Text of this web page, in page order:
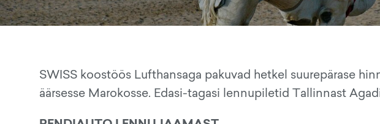
SWISS koostöös Lufthansaga pakuvad hetkel suurepärase
äärsesse Marokosse. Edasi-tagasi lennupiletid Tallinnast